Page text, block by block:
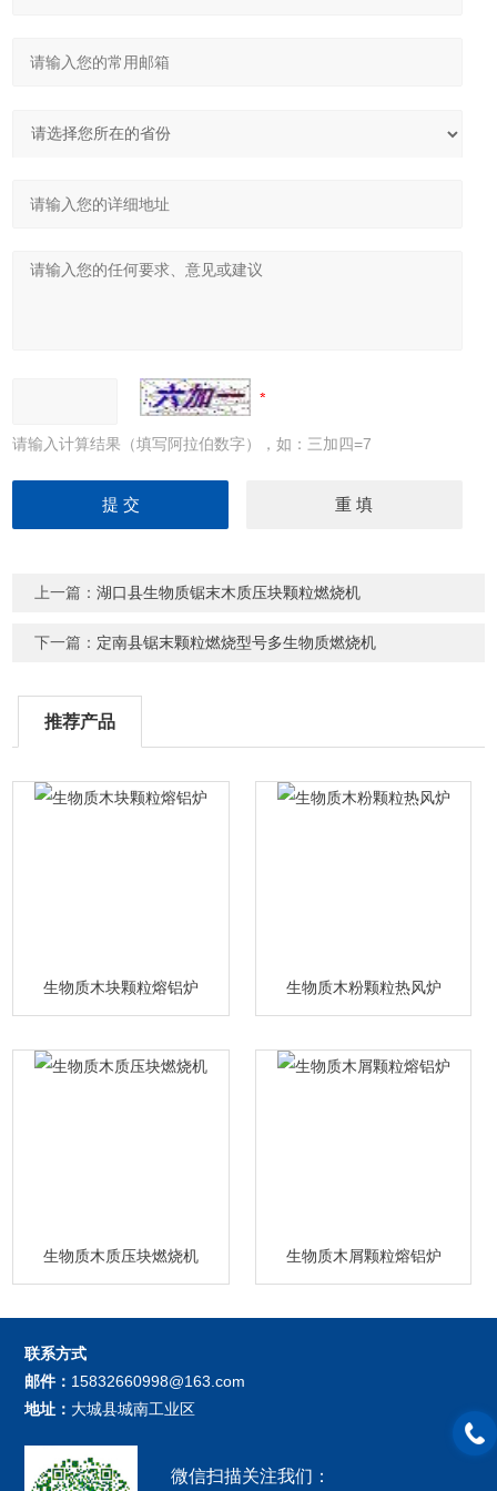
请输入计算结果（填写阿拉伯数字），如：三加四=7
上一篇：湖口县生物质锯末木质压块颗粒燃烧机
下一篇： 定南县锯末颗粒燃烧型号多生物质燃烧机
推荐产品
生物质木块颗粒熔铝炉 生物质木粉颗粒热风炉
生物质木质压块燃烧机 生物质木屑颗粒熔铝炉
联系方式
邮件： 15832660998@163.com
地址： 大城县城南工业区
微信扫描关注我们：